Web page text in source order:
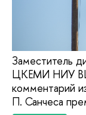
Заместитель
ЦКЕМИ НИУ
комментарий
П. Санчеса